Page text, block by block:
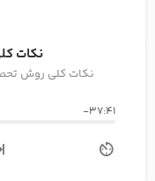
نکات
نکات کلی روش
-37:41